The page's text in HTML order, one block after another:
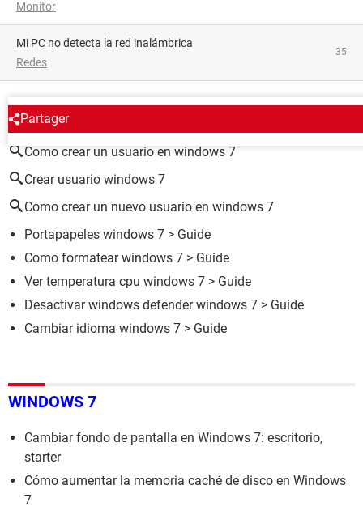
Monitor
Mi PC no detecta la red inalámbrica
Redes
35
Partager
ALREDEDOR DEL MISMO TEMA
Como crear un usuario en windows 7
Crear usuario windows 7
Como crear un nuevo usuario en windows 7
Portapapeles windows 7 > Guide
Como formatear windows 7 > Guide
Ver temperatura cpu windows 7 > Guide
Desactivar windows defender windows 7 > Guide
Cambiar idioma windows 7 > Guide
WINDOWS 7
Cambiar fondo de pantalla en Windows 7: escritorio,
starter
Cómo aumentar la memoria caché de disco en Windows
7